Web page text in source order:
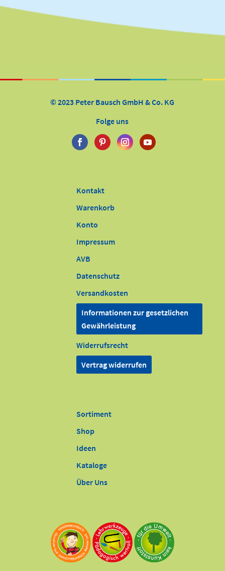
© 2023 Peter Bausch GmbH & Co. KG
Folge uns
Kontakt
Warenkorb
Konto
Impressum
AVB
Datenschutz
Versandkosten
Informationen zur gesetzlichen
Gewährleistung
Widerrufsrecht
Vertrag widerrufen
Sortiment
Shop
Ideen
Kataloge
Über Uns